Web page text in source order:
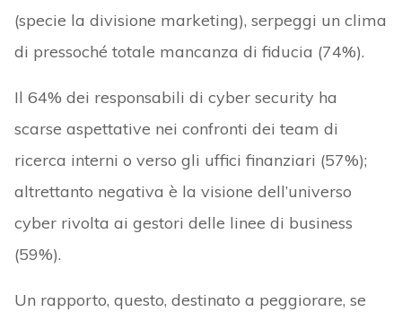
(specie la divisione marketing), serpeggi un clima
di pressoché totale mancanza di fiducia (74%).
Il 64% dei responsabili di cyber security ha
scarse aspettative nei confronti dei team di
ricerca interni o verso gli uffici finanziari (57%);
altrettanto negativa è la visione dell’universo
cyber rivolta ai gestori delle linee di business
(59%).
Un rapporto, questo, destinato a peggiorare, se